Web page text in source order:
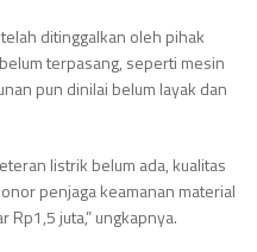
ditinggalkan oleh pihak
terpasang, seperti mesin
pun dinilai belum layak dan
listrik belum ada, kualitas
penjaga keamanan material
Rp1,5 juta,” ungkapnya.